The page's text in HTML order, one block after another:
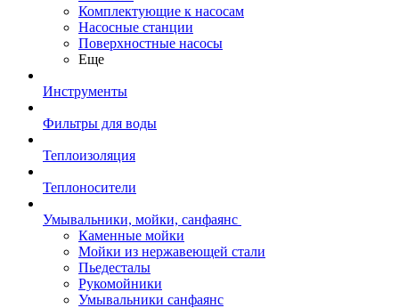
Комплектующие к насосам
Насосные станции
Поверхностные насосы
Еще
Инструменты
Фильтры для воды
Теплоизоляция
Теплоносители
Умывальники, мойки, санфаянс
Каменные мойки
Мойки из нержавеющей стали
Пьедесталы
Рукомойники
Умывальники санфаянс